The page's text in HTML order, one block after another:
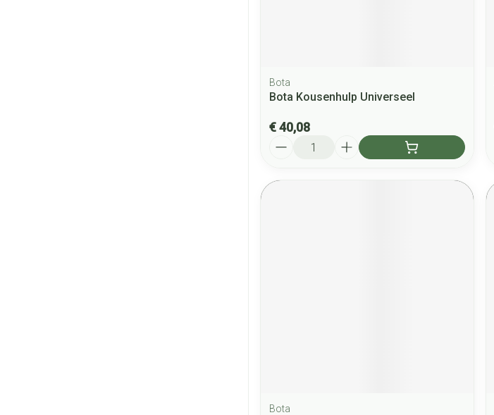
Bota
Bota Kousenhulp Universeel
€ 40,08
Bota